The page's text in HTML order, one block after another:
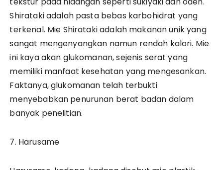
Shirataki adalah pasta bebas karbohidrat yang
terkenal. Mie Shirataki adalah makanan unik yang
sangat mengenyangkan namun rendah kalori. Mie
ini kaya akan glukomanan, sejenis serat yang
memiliki manfaat kesehatan yang mengesankan.
Faktanya, glukomanan telah terbukti
menyebabkan penurunan berat badan dalam
banyak penelitian.
7. Harusame